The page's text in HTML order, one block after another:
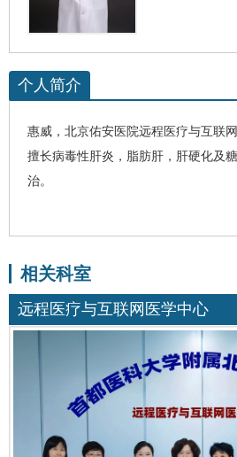
个人简介
惠威 ，北京佑安医院远程医疗与互联
擅长病毒性肝炎 ， 脂肪肝 ， 肝硬化及
治。
相关科室
远程医疗与互联网医学中心